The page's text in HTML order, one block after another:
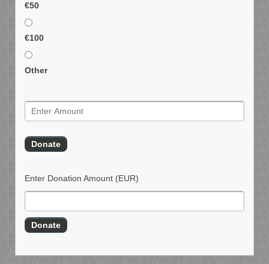
€50
€100
Other
Enter Donation Amount (EUR)